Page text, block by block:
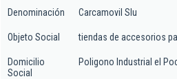
Denominación Carcamovil Slu
Objeto Social tiendas de accesorios
Domicilio
Social
Poligono Industrial el